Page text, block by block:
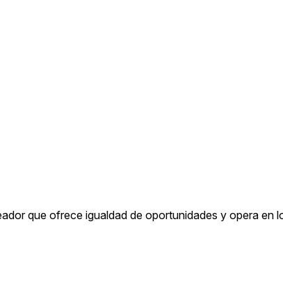
que ofrece igualdad de oportunidades y opera en